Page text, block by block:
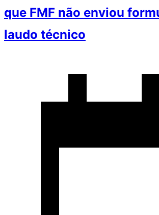
que FMF não enviou
laudo técnico